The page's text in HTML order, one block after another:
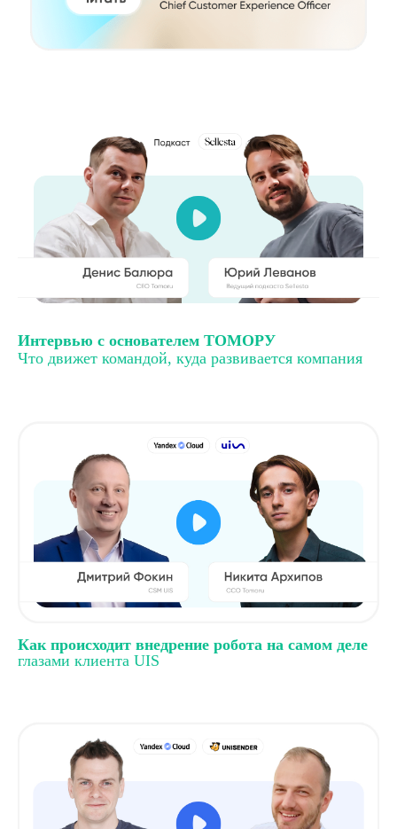
Интервью с основателем ТОМОРУ
Что движет командой, куда развивается компания
Как происходит внедрение робота на самом деле
глазами клиента UIS